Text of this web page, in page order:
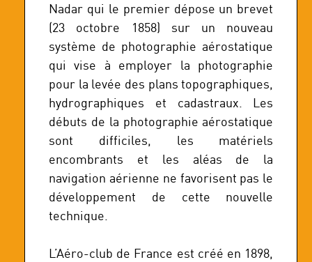
Nadar qui le premier dépose un brevet
(23 octobre 1858) sur un nouveau
système de photographie aérostatique
qui vise à employer la photographie
pour la levée des plans topographiques,
hydrographiques et cadastraux. Les
débuts de la photographie aérostatique
sont difficiles, les matériels
encombrants et les aléas de la
navigation aérienne ne favorisent pas le
développement de cette nouvelle
technique.
L’Aéro-club de France est créé en 1898,